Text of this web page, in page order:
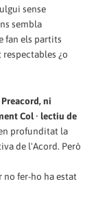
sense
sembla
fan els partits
¿o
ni
Col · lectiu de
profunditat la
de l'Acord. Però
fer-ho ha estat